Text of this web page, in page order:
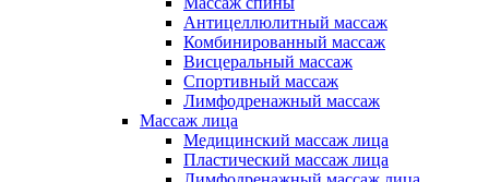
Антицеллюлитный массаж
Комбинированный массаж
Висцеральный массаж
Спортивный массаж
Лимфодренажный массаж
Массаж лица
Медицинский массаж лица
Пластический массаж лица